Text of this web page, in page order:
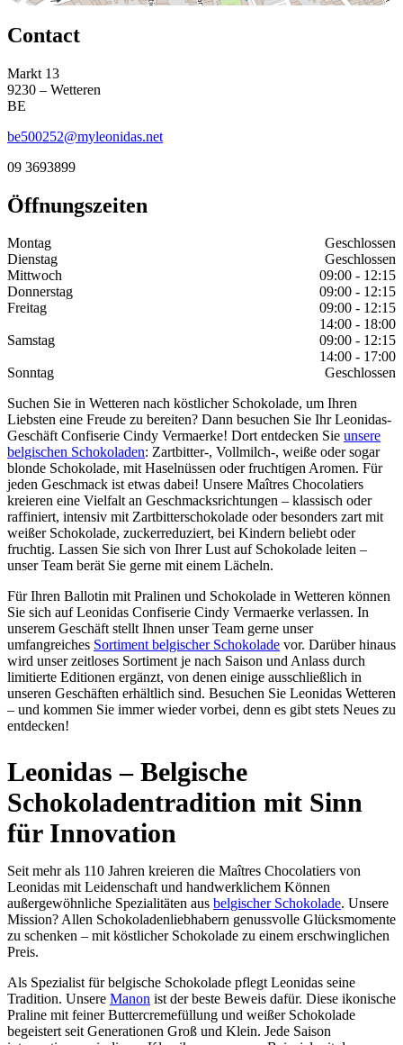
Contact
Markt 13
9230 – Wetteren
BE
be500252@myleonidas.net
09 3693899
Öffnungszeiten
Montag
Geschlossen
Dienstag
Geschlossen
Mittwoch
09:00 - 12:15
Donnerstag
09:00 - 12:15
Freitag
09:00 - 12:15
14:00 - 18:00
Samstag
09:00 - 12:15
14:00 - 17:00
Sonntag
Geschlossen
Suchen Sie in Wetteren nach köstlicher Schokolade, um Ihren
Liebsten eine Freude zu bereiten? Dann besuchen Sie Ihr Leonidas-
Geschäft Confiserie Cindy Vermaerke! Dort entdecken Sie unsere
belgischen Schokoladen: Zartbitter-, Vollmilch-, weiße oder sogar
blonde Schokolade, mit Haselnüssen oder fruchtigen Aromen. Für
jeden Geschmack ist etwas dabei! Unsere Maîtres Chocolatiers
kreieren eine Vielfalt an Geschmacksrichtungen – klassisch oder
raffiniert, intensiv mit Zartbitterschokolade oder besonders zart mit
weißer Schokolade, zuckerreduziert, bei Kindern beliebt oder
fruchtig. Lassen Sie sich von Ihrer Lust auf Schokolade leiten –
unser Team berät Sie gerne mit einem Lächeln.
Für Ihren Ballotin mit Pralinen und Schokolade in Wetteren können
Sie sich auf Leonidas Confiserie Cindy Vermaerke verlassen. In
unserem Geschäft stellt Ihnen unser Team gerne unser
umfangreiches Sortiment belgischer Schokolade vor. Darüber hinaus
wird unser zeitloses Sortiment je nach Saison und Anlass durch
limitierte Editionen ergänzt, von denen einige ausschließlich in
unseren Geschäften erhältlich sind. Besuchen Sie Leonidas Wetteren
– und kommen Sie immer wieder vorbei, denn es gibt stets Neues zu
entdecken!
Leonidas – Belgische
Schokoladentradition mit Sinn
für Innovation
Seit mehr als 110 Jahren kreieren die Maîtres Chocolatiers von
Leonidas mit Leidenschaft und handwerklichem Können
außergewöhnliche Spezialitäten aus belgischer Schokolade. Unsere
Mission? Allen Schokoladenliebhabern genussvolle Glücksmomente
zu schenken – mit köstlicher Schokolade zu einem erschwinglichen
Preis.
Als Spezialist für belgische Schokolade pflegt Leonidas seine
Tradition. Unsere Manon ist der beste Beweis dafür. Diese ikonische
Praline mit feiner Buttercremefüllung und weißer Schokolade
begeistert seit Generationen Groß und Klein. Jede Saison